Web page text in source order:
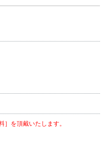
を頂戴いたします。